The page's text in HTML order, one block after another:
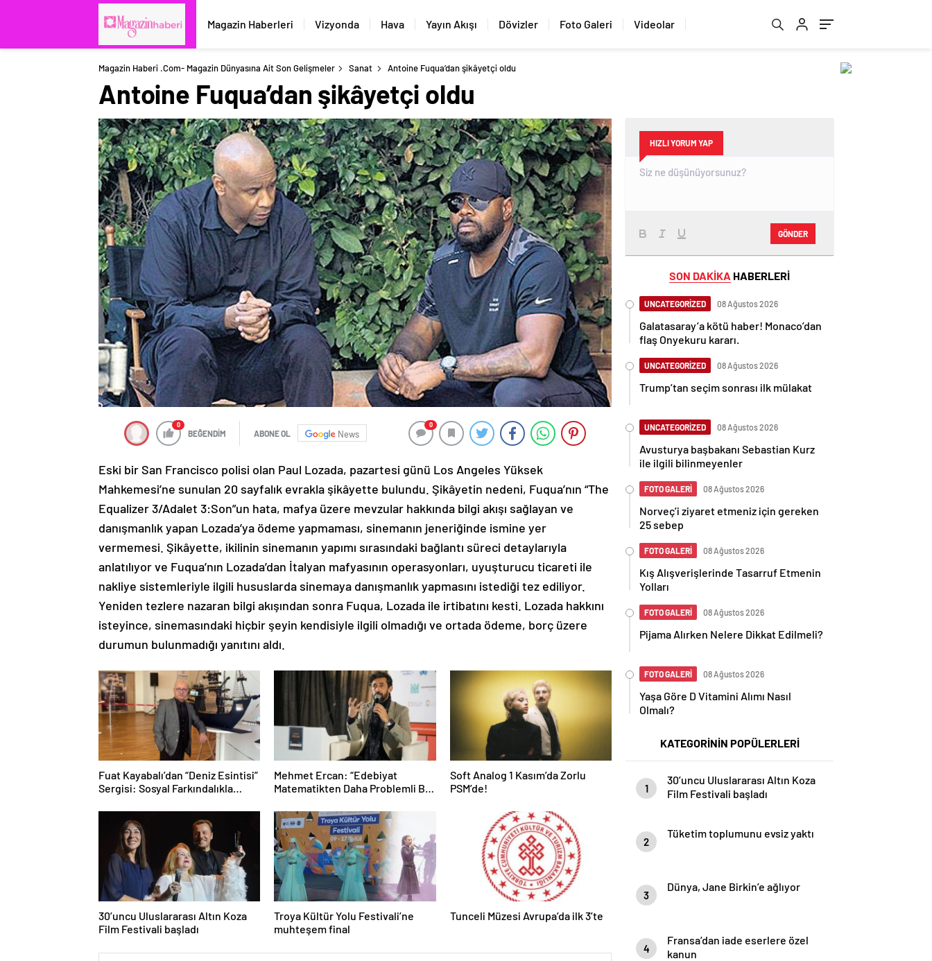
Magazin Haberleri Vizyonda Hava Yayın Akışı Dövizler Foto Galeri Videolar
Magazin Haberi .com- Magazin Dünyasına Ait Son Gelişmeler Sanat Antoine Fuqua’dan şikâyetçi oldu
Antoine Fuqua’dan şikâyetçi oldu
0
BEĞENDİM ABONE OL News
0
Eski bir San Francisco polisi olan Paul Lozada, pazartesi günü Los Angeles Yüksek
Mahkemesi’ne sunulan 20 sayfalık evrakla şikâyette bulundu. Şikâyetin nedeni, Fuqua’nın “The
Equalizer 3/Adalet 3:Son”un hata, mafya üzere mevzular hakkında bilgi akışı sağlayan ve
danışmanlık yapan Lozada’ya ödeme yapmaması, sinemanın jeneriğinde ismine yer
vermemesi. Şikâyette, ikilinin sinemanın yapımı sırasındaki bağlantı süreci detaylarıyla
anlatılıyor ve Fuqua’nın Lozada’dan İtalyan mafyasının operasyonları, uyuşturucu ticareti ile
nakliye sistemleriyle ilgili hususlarda sinemaya danışmanlık yapmasını istediği tez ediliyor.
Yeniden tezlere nazaran bilgi akışından sonra Fuqua, Lozada ile irtibatını kesti. Lozada hakkını
isteyince, sinemasındaki hiçbir şeyin kendisiyle ilgili olmadığı ve ortada ödeme, borç üzere
durumun bulunmadığı yanıtını aldı.
Fuat Kayabalı’dan “Deniz Esintisi”
Sergisi: Sosyal Farkındalıkla
Mehmet Ercan: “Edebiyat
Matematikten Daha Problemli Bir
Soft Analog 1 Kasım’da Zorlu
PSM’de!
30’uncu Uluslararası Altın Koza
Film Festivali başladı
Troya Kültür Yolu Festivali’ne
muhteşem final
Tunceli Müzesi Avrupa’da ilk 3’te
HIZLI YORUM YAP
GÖNDER
SON DAKİKA HABERLERİ
UNCATEGORİZED 08 Ağustos 2026
Galatasaray’a kötü haber! Monaco’dan
flaş Onyekuru kararı.
UNCATEGORİZED 08 Ağustos 2026
Trump’tan seçim sonrası ilk mülakat
UNCATEGORİZED 08 Ağustos 2026
Avusturya başbakanı Sebastian Kurz
ile ilgili bilinmeyenler
FOTO GALERİ 08 Ağustos 2026
Norveç’i ziyaret etmeniz için gereken
25 sebep
FOTO GALERİ 08 Ağustos 2026
Kış Alışverişlerinde Tasarruf Etmenin
Yolları
FOTO GALERİ 08 Ağustos 2026
Pijama Alırken Nelere Dikkat Edilmeli?
FOTO GALERİ 08 Ağustos 2026
Yaşa Göre D Vitamini Alımı Nasıl
Olmalı?
KATEGORİNİN POPÜLERLERİ
1
30’uncu Uluslararası Altın Koza
Film Festivali başladı
2
Tüketim toplumunu evsiz yaktı
3
Dünya, Jane Birkin’e ağlıyor
4
Fransa’dan iade eserlere özel
kanun